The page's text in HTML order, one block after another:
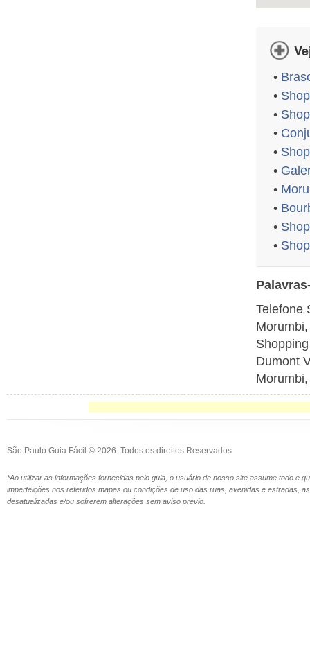
•
•
•
•
•
•
•
•
•
•
Telefone
Dumont
São Paulo Guia Fácil © 2026. Todos os direitos Reservados
*Ao utilizar as informações fornecidas pelo guia, o usuário de nosso site assume todo e
imperfeições nos referidos mapas ou condições de uso das ruas, avenidas e estradas,
desatualizadas e/ou sofrerem alterações sem aviso prévio.